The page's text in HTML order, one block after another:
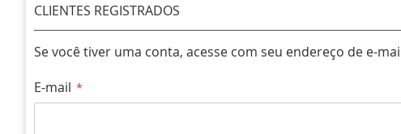
CLIENTES REGISTRADOS
Se você tiver uma conta, acesse com seu endereço de e-
E-mail